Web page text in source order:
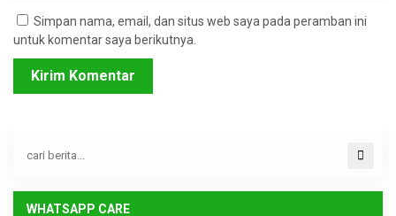
Simpan nama, email, dan situs web saya pada peramban ini
untuk komentar saya berikutnya.
WHATSAPP CARE